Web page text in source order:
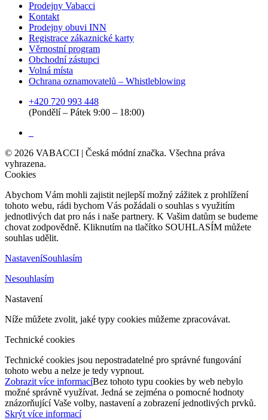
Prodejny Vabacci
Kontakt
Prodejny obuvi INN
Registrace zákaznické karty
Věrnostní program
Obchodní zástupci
Volná místa
Ochrana oznamovatelů – Whistleblowing
+420 720 993 448
(Pondělí – Pátek 9:00 – 18:00)
© 2026 VABACCI | Česká módní značka. Všechna práva
vyhrazena.
Cookies
Abychom Vám mohli zajistit nejlepší možný zážitek z prohlížení
tohoto webu, rádi bychom Vás požádali o souhlas s využitím
jednotlivých dat pro nás i naše partnery. K Vašim datům se budeme
chovat zodpovědně. Kliknutím na tlačítko SOUHLASÍM můžete
souhlas udělit.
NastaveníSouhlasím
Nesouhlasím
Nastavení
Níže můžete zvolit, jaké typy cookies můžeme zpracovávat.
Technické cookies
Technické cookies jsou nepostradatelné pro správné fungování
tohoto webu a nelze je tedy vypnout.
Zobrazit více informacíBez tohoto typu cookies by web nebylo
možné správně využívat. Jedná se zejména o pomocné hodnoty
znázorňující Vaše volby, nastavení a zobrazení jednotlivých prvků.
Skrýt více informací